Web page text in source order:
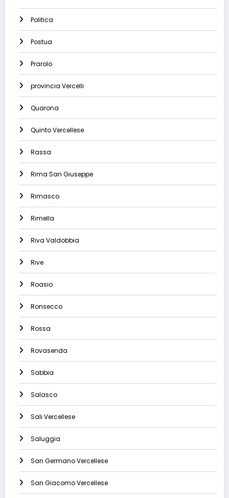
Politica
Postua
Prarolo
provincia Vercelli
Quarona
Quinto Vercellese
Rassa
Rima San Giuseppe
Rimasco
Rimella
Riva Valdobbia
Rive
Roasio
Ronsecco
Rossa
Rovasenda
Sabbia
Salasco
Sali Vercellese
Saluggia
San Germano Vercellese
San Giacomo Vercellese